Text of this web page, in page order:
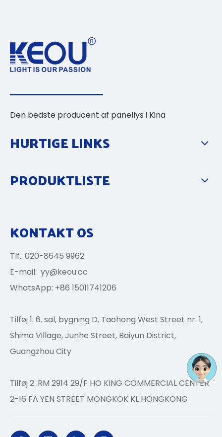
Den bedste producent af panellys i Kina
HURTIGE LINKS
PRODUKTLISTE
KONTAKT OS
Tlf.: 020-8645 9962
E-mail: yy@keou.cc
WhatsApp: +86 15011741206
Tilføj 1: 6. sal, bygning D, Taohong West Street nr. 1,
Shima Village, Junhe Street, Baiyun District,
Guangzhou City
Tilføj 2 :RM 2914 29/F HO KING COMMERCIAL CENTER
2-16 FA YEN STREET MONGKOK KL HONGKONG